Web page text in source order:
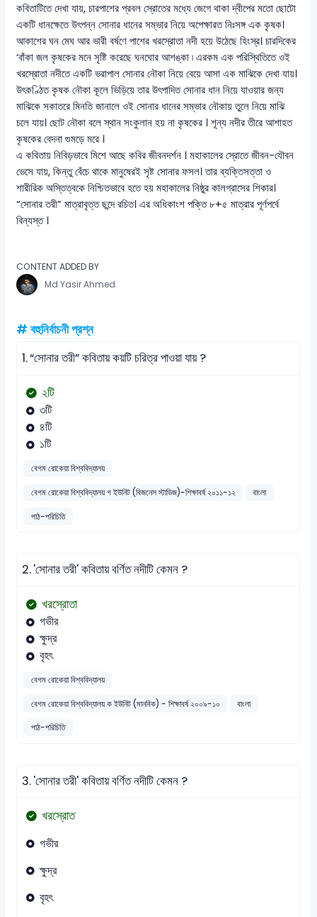
কবিতাটিতে দেখা যায়, চারপাশের প্রবল স্রোতের মধ্যে জেগে থাকা দ্বীপের মতো ছোটো
একটি ধানক্ষেতে উৎপন্ন সোনার ধানের সম্ভার নিয়ে অপেক্ষারত নিঃসঙ্গ এক কৃষক।
আকাশের ঘন মেঘ আর ভারী বর্ষণে পাশের খরস্রোতা নদী হয়ে উঠেছে হিংস্র। চারদিকের
‘বাঁকা জল কৃষকের মনে সৃষ্টি করেছে ঘনঘোর আশঙ্কা ৷ এরকম এক পরিস্থিতিতে ওই
খরস্রোতা নদীতে একটি ভরাপাল সোনার নৌকা নিয়ে বেয়ে আসা এক মাঝিকে দেখা যায়।
উৎকণ্ঠিত কৃষক নৌকা কূলে ভিড়িয়ে তার উৎপাদিত সোনার ধান নিয়ে যাওয়ার জন্য
মাঝিকে সকাতরে মিনতি জানালে ওই সোনার ধানের সম্ভার নৌকায় তুলে নিয়ে মাঝি
চলে যায়। ছোট নৌকা বলে স্থান সংকুলান হয় না কৃষকের । শূন্য নদীর তীরে আশাহত
কৃষকের বেদনা গুমড়ে মরে ।
এ কবিতায় নিবিড়ভাবে মিশে আছে কবির জীবনদর্শন । মহাকালের স্রোতে জীবন-যৌবন
ভেসে যায়, কিন্তু বেঁচে থাকে মানুষেরই সৃষ্ট সোনার ফসল। তার ব্যক্তিসত্তা ও
শারীরিক অস্তিত্বকে নিশ্চিতভাবে হতে হয় মহাকালের নিষ্ঠুর কালগ্রাসের শিকার।
“সোনার তরী” মাত্রাবৃত্ত ছন্দে রচিত। এর অধিকাংশ পক্তি ৮+৫ মাত্রার পূর্ণপর্বে
বিন্যস্ত ।
CONTENT ADDED BY
Md Yasir Ahmed
# বহুনির্বাচনী প্রশ্ন
1.“সোনার তরী” কবিতায় কয়টি চরিত্র পাওয়া যায় ?
২টি
৩টি
৪টি
১টি
বেগম রোকেয়া বিশ্ববিদ্যালয়
বেগম রোকেয়া বিশ্ববিদ্যালয় গ ইউনিট (বিজনেস স্টাডিজ)-শিক্ষাবর্ষ ২০১১-১২
বাংলা
পাঠ-পরিচিতি
2.'সোনার তরী' কবিতায় বর্ণিত নদীটি কেমন ?
খরস্রোতা
গভীর
ক্ষুদ্র
বৃহৎ
বেগম রোকেয়া বিশ্ববিদ্যালয়
বেগম রোকেয়া বিশ্ববিদ্যালয় ক ইউনিট (মানবিক) - শিক্ষাবর্ষ ২০০৯-১০
বাংলা
পাঠ-পরিচিতি
3.'সোনার তরী' কবিতায় বর্ণিত নদীটি কেমন ?
খরস্রোত
গভীর
ক্ষুদ্র
বৃহৎ